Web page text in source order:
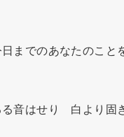
までのあなたのこと
音はせり　白より固